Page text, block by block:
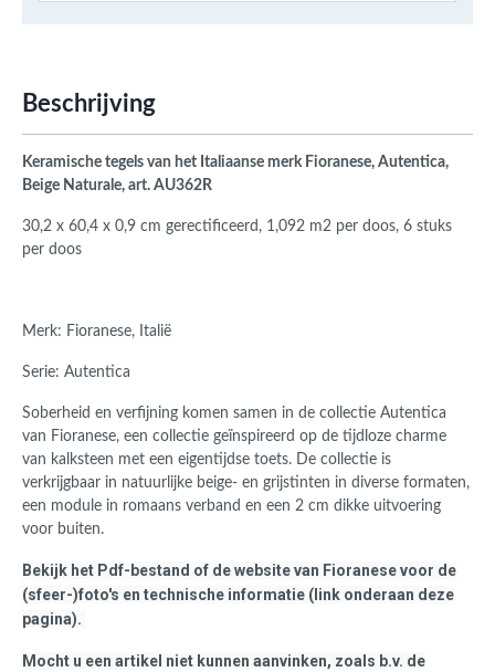
Beschrijving
Keramische tegels van het Italiaanse merk Fioranese, Autentica,
Beige Naturale, art. AU362R
30,2 x 60,4 x 0,9 cm gerectificeerd, 1,092 m2 per doos, 6 stuks
per doos
Merk: Fioranese, Italië
Serie: Autentica
Soberheid en verfijning komen samen in de collectie Autentica
van Fioranese, een collectie geïnspireerd op de tijdloze charme
van kalksteen met een eigentijdse toets. De collectie is
verkrijgbaar in natuurlijke beige- en grijstinten in diverse formaten,
een module in romaans verband en een 2 cm dikke uitvoering
voor buiten.
Bekijk het Pdf-bestand of de website van Fioranese voor de
(sfeer-)foto's en technische informatie (link onderaan deze
pagina).
Mocht u een artikel niet kunnen aanvinken, zoals b.v. de